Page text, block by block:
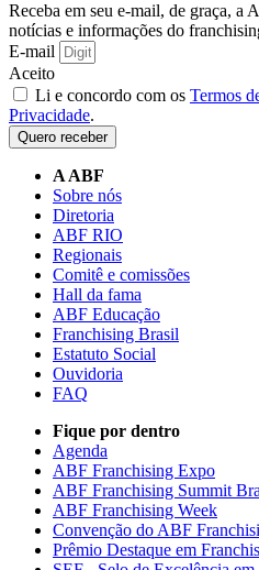
Receba em seu e-mail, de graça, a
notícias e informações do
E-mail
Aceito
Li e concordo com os Termos
Privacidade.
Quero receber
A ABF
Sobre nós
Diretoria
ABF RIO
Regionais
Comitê e comissões
Hall da fama
ABF Educação
Franchising Brasil
Estatuto Social
Ouvidoria
FAQ
Fique por dentro
Agenda
ABF Franchising Expo
ABF Franchising Summit
ABF Franchising Week
Convenção do ABF
Prêmio Destaque em